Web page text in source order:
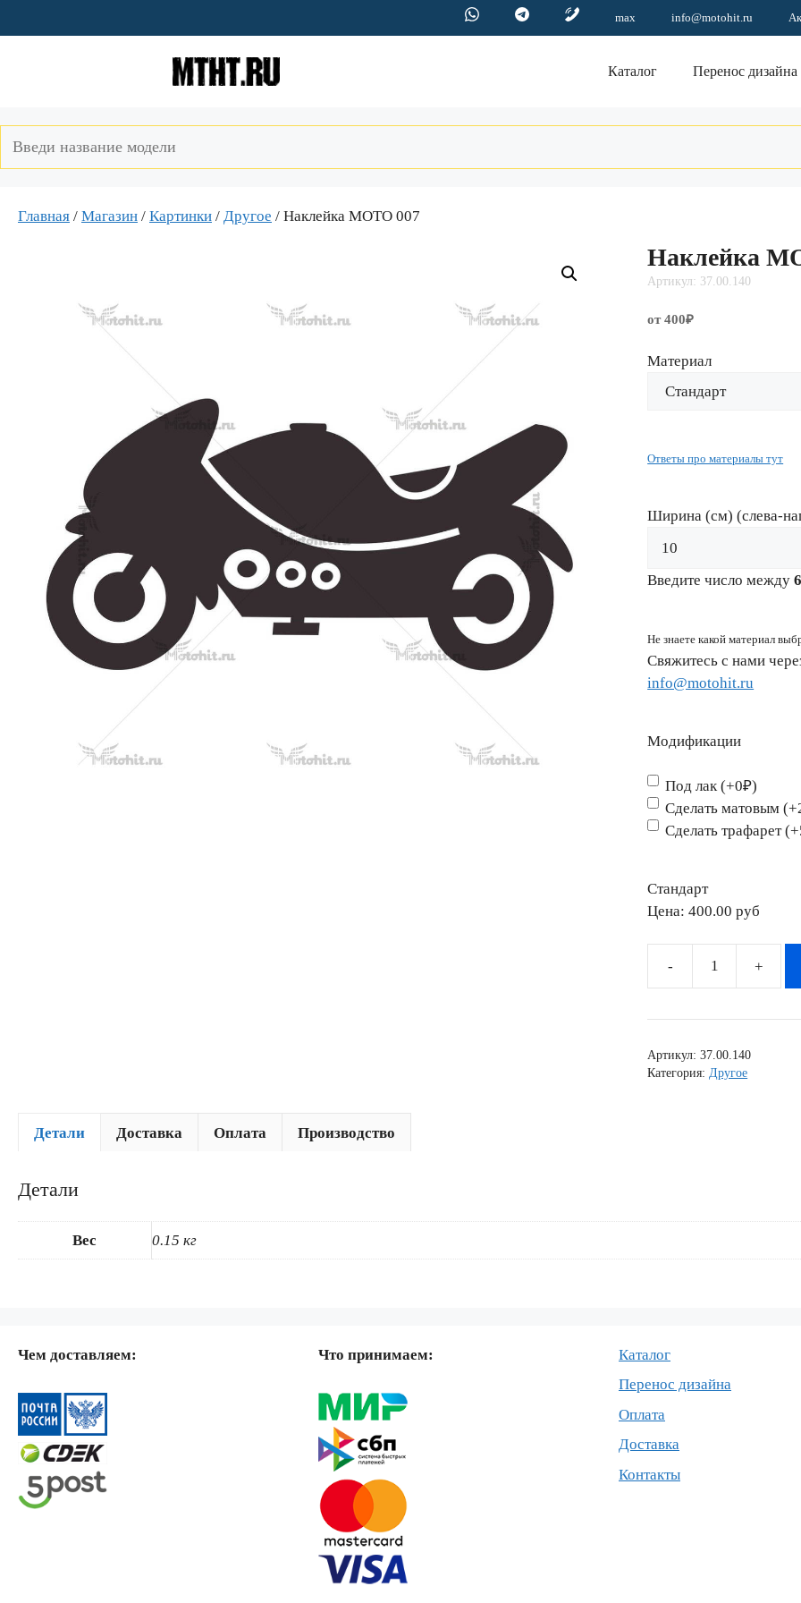
к
max info@motohit.ru
Каталог Перенос дизайна
Главная / Магазин / Картинки / Другое / Наклейка MOTO 007
Наклейка
Артикул: 37.00.140
от 400₽
Материал
Ответы про материалы тут
Ширина (см) (слева-
Введите число между6
Не знаете какой материал
Свяжитесь с нами
info@motohit.ru
Модификации
Под лак (+0₽)
Сделать матовым
Сделать трафарет
Стандарт
Цена: 400.00 pyб
Количество
Наклейка
007
Артикул:37.00.140
Категория:Другое
Детали Доставка Оплата Производство
Детали
Вес 0.15 кг
Чем доставляем: Что принимаем:
Каталог
Перенос дизайна
Оплата
Доставка
Контакты